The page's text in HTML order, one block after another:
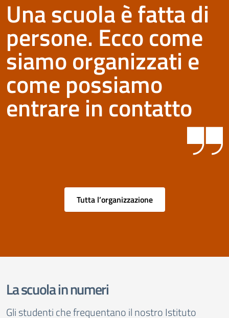
Una scuola è fatta di
persone. Ecco come
siamo organizzati e
come possiamo
entrare in contatto
Tutta l’organizzazione
La scuola in numeri
Gli studenti che frequentano il nostro Istituto